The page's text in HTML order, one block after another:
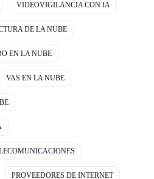
VIDEOVIGILANCIA CON IA
DE LA NUBE
EN LA NUBE
VAS EN LA NUBE
PROVEEDORES DE INTERNET